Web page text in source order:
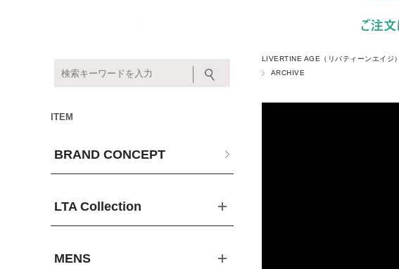
LIVERTINE AGE（リバティーンエイジ）
ARCHIVE
ITEM
BRAND CONCEPT
LTA Collection
MENS